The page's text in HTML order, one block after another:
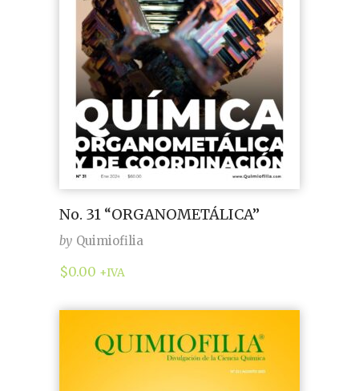
No. 31 “ORGANOMETÁLICA”
by Quimiofilia
$0.00 +IVA